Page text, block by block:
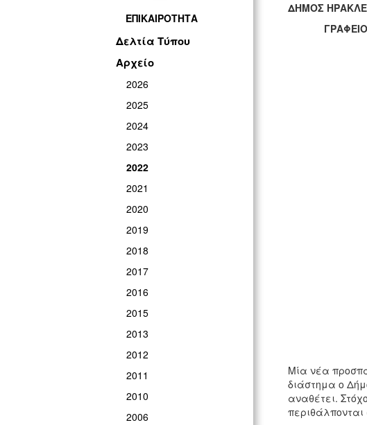
ΕΠΙΚΑΙΡΟΤΗΤΑ
Δελτία Τύπου
Αρχείο
2026
2025
2024
2023
2022
2021
2020
2019
2018
2017
2016
2015
2013
2012
2011
2010
2006
ΔΗΜΟΣ
ΓΡΑΦΕΙΟ
Μία νέα
διάστημα ο
αναθέτει.
περιθάλπονται